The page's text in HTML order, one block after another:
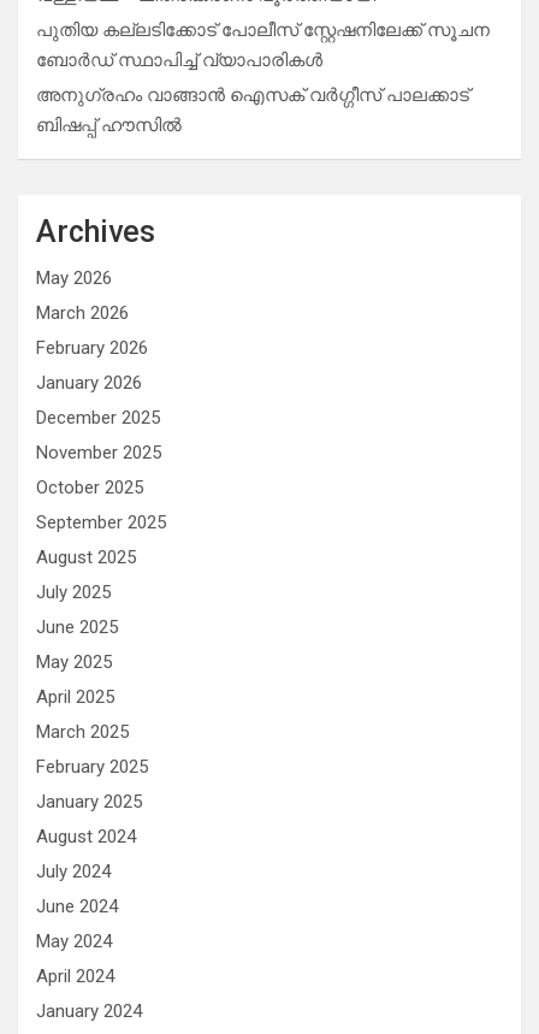
പുതിയ കല്ലടിക്കോട് പോലീസ് സ്റ്റേഷനിലേക്ക് സൂചന
ബോർഡ് സ്ഥാപിച്ച് വ്യാപാരികൾ
അനുഗ്രഹം വാങ്ങാൻ ഐസക് വര്‍ഗ്ഗീസ് പാലക്കാട്
ബിഷപ്പ് ഹൗസില്‍
Archives
May 2026
March 2026
February 2026
January 2026
December 2025
November 2025
October 2025
September 2025
August 2025
July 2025
June 2025
May 2025
April 2025
March 2025
February 2025
January 2025
August 2024
July 2024
June 2024
May 2024
April 2024
January 2024